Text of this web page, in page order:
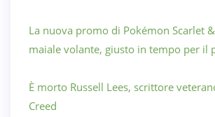
La nuova promo di Pokémon Scarlet
maiale volante, giusto in tempo per il
È morto Russell Lees, scrittore
Creed